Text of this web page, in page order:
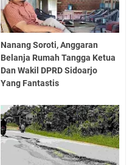
Nanang Soroti, Anggaran
Belanja Rumah Tangga Ketua
Dan Wakil DPRD Sidoarjo
Yang Fantastis